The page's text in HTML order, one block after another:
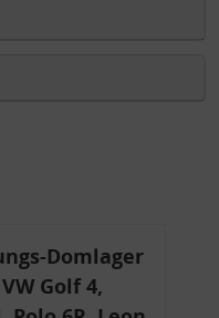
Domlager
Golf 4,